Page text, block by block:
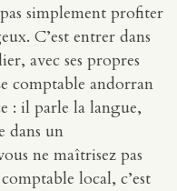
simplement profiter
C’est entrer dans
avec ses propres
comptable andorran
: il parle la langue,
dans un
ne maîtrisez pas
local, c’est